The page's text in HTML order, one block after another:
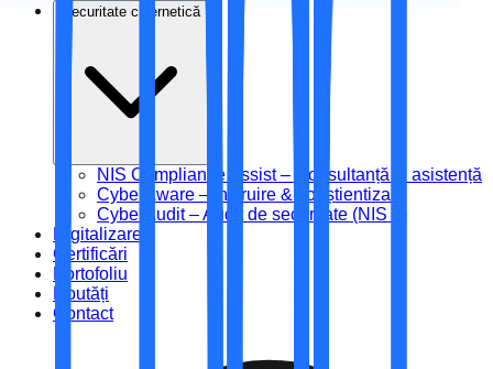
Securitate cibernetică
NIS Compliance Assist – Consultanță și asistență
CyberAware – Instruire & conștientizare
CyberAudit – Audit de securitate (NIS 2)
Digitalizare
Certificări
Portofoliu
Noutăți
Contact